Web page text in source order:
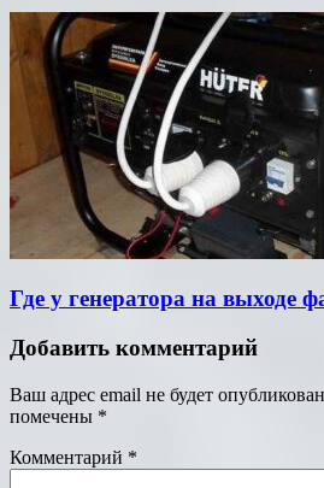
Где у генератора на выходе
Добавить комментарий
Ваш адрес email не будет
помечены *
Комментарий *